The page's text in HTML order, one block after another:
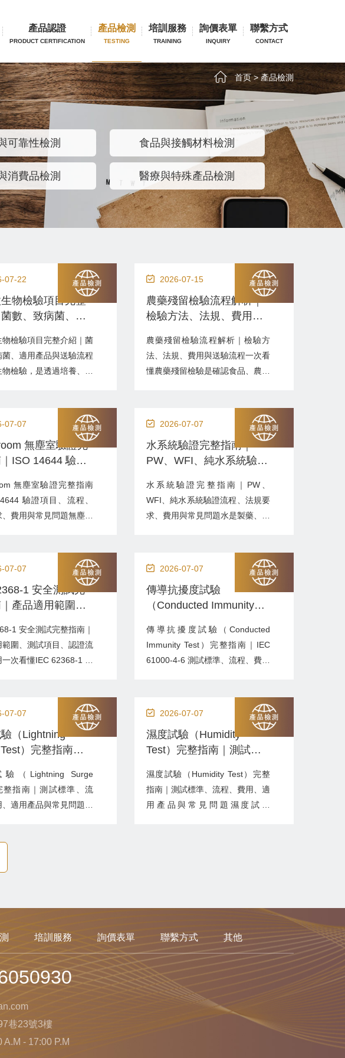
產品認證
PRODUCT CERTIFICATION
產品檢測
TESTING
培訓服務
TRAINING
詢價表單
INQUIRY
聯繫方式
CONTACT
首页>產品檢測
可靠性檢測
消費品檢測
食品與接觸材料檢測
醫療與特殊產品檢測
07-22
物檢驗項目完整
數、致病菌、適
物檢驗項目完整介紹｜菌
菌、適用產品與送驗流程
檢驗，是透過培養、計
素污染。適用對象包括食
、餐飲業、中央廚房、進
品牌商、電商平台供應
準備申請 HACCP、ISO
2026-07-15
農藥殘留檢驗流程解析｜
檢驗方法、法規、費用與
農藥殘留檢驗流程解析｜檢驗方
法、法規、費用與送驗流程一次看
懂農藥殘留檢驗是確認食品、農產
的重要環節，也是上市、出口及供
應鏈驗收常見的檢驗項目。本篇將
說明農藥殘留檢驗流程、適用產
品、法規依據、常見檢測方法、費
07-07
無塵室驗證完
ISO 14644 驗證
見問題
無塵室驗證完整指南
驗證項目、流程、
費用與常見問題無塵室
生產環境。若潔淨度、氣
控制不良，可能導致產品
質異常或無法通過法規稽
無塵室驗證
2026-07-07
水系統驗證完整指南｜
PW、WFI、純水系統驗證
常見問題
水系統驗證完整指南｜PW、
WFI、純水系統驗證流程、法規要
求、費用與常見問題水是製藥、醫
微生物、內毒素、化學物質或金屬
污染，可能直接影響產品品質與患
者安全。水系統驗證（Water
System Validation）是透過設計確
07-07
1 安全測試完
產品適用範圍、
懂
1 安全測試完整指南｜
範圍、測試項目、認證流
次看懂IEC 62368-1 是
過去的 IEC 60950-1（資
與 IEC 60065（影音設
標準採用 危害導向安全
Based S...
2026-07-07
傳導抗擾度試驗
（Conducted Immunity
61000-4-6 測試標準、流
程、費用與常見問題
傳導抗擾度試驗（Conducted
Immunity Test）完整指南｜IEC
61000-4-6 測試標準、流程、費用
電磁相容性（EMC）抗擾度測試
的重要項目，主要模擬無線電頻率
（RF）干擾經由電源線、訊號線
或通信線纜傳導進入設備，驗證產
07-07
（Lightning
）完整指南｜
與常見問題
（Lightning Surge
整指南｜測試標準、流
適用產品與常見問題雷
2026-07-07
濕度試驗（Humidity
Test）完整指南｜測試標
品與常見問題
濕度試驗（Humidity Test）完整
指南｜測試標準、流程、費用、適
用產品與常見問題濕度試驗
醫療器材、通信設備、工業控制器
培訓服務 詢價表單 聯繫方式 其他
巷23號3樓
- 17:00 P.M